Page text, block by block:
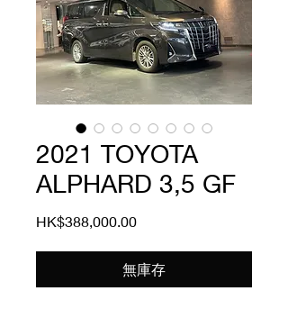
2021 TOYOTA
ALPHARD 3,5 GF
HK$388,000.00價
無庫存